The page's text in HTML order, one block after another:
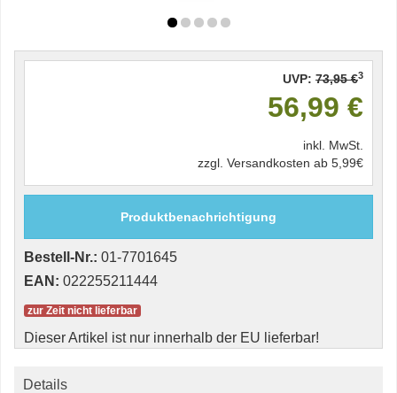
UVP: 73,95 €3
56,99 €
inkl. MwSt.
zzgl. Versandkosten ab 5,99€
Produktbenachrichtigung
Bestell-Nr.: 01-7701645
EAN: 022255211444
zur Zeit nicht lieferbar
Dieser Artikel ist nur innerhalb der EU lieferbar!
Details